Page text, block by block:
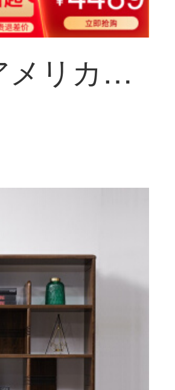
梵宜ソファ北アメリカ黒胡桃の木の実木ソファ1+2+3セットの布芸単双三人のソファーの大きさと部屋型のアメリカンソファを簡単に予約します。8 W 01シングルルームは北アメリカの黒胡桃の木です。